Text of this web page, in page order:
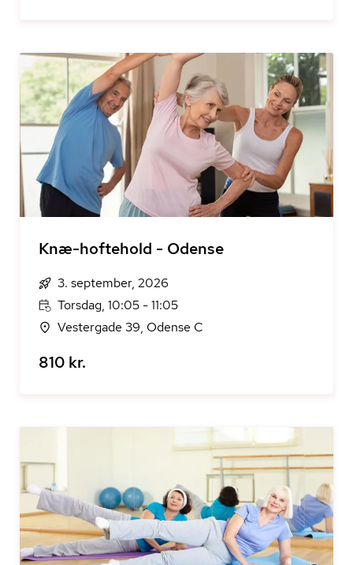
Knæ-hoftehold - Odense
3. september, 2026
Torsdag, 10:05 - 11:05
Vestergade 39, Odense C
810 kr.